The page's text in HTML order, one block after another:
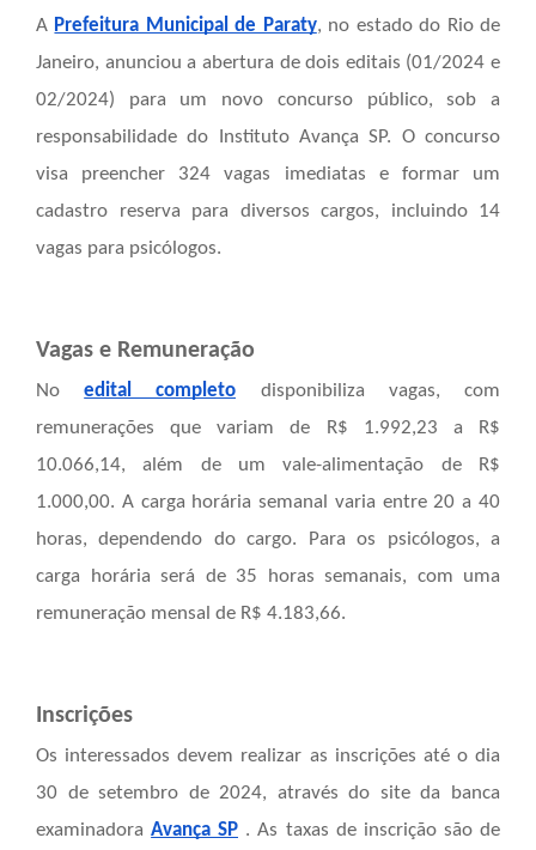
A Prefeitura Municipal de Paraty, no estado do Rio de
Janeiro, anunciou a abertura de dois editais (01/2024 e
02/2024) para um novo concurso público, sob a
responsabilidade do Instituto Avança SP. O concurso
visa preencher 324 vagas imediatas e formar um
cadastro reserva para diversos cargos, incluindo 14
vagas para psicólogos.
Vagas e Remuneração
No edital completo
disponibiliza vagas, com
remunerações que variam de R$ 1.992,23 a R$
10.066,14, além de um vale-alimentação de R$
1.000,00. A carga horária semanal varia entre 20 a 40
horas, dependendo do cargo. Para os psicólogos, a
carga horária será de 35 horas semanais, com uma
remuneração mensal de R$ 4.183,66.
Inscrições
Os interessados devem realizar as inscrições até o dia
30 de setembro de 2024, através do site da banca
examinadoraAvança SP . As taxas de inscrição são de